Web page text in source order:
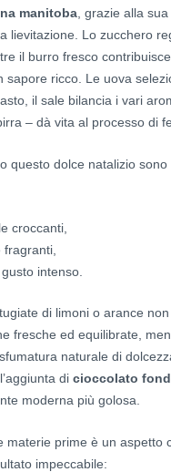
manitoba, grazie alla
lievitazione. Lo zucchero
il burro fresco
sapore ricco. Le uova
il sale bilancia i vari
– dà vita al processo di
questo dolce natalizio
croccanti,
fragranti,
intenso.
di limoni o arance
fresche ed equilibrate,
naturale di
dicioccolato
moderna più golosa.
materie prime è un aspetto
impeccabile: